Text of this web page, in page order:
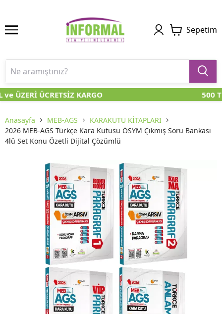
Sepetim
ÜZERİ ÜCRETSİZ KARGO 500
Anasayfa MEB-AGS
KARAKUTU KİTAPLARI
2026 MEB-AGS Türkçe Kara Kutusu ÖSYM Çıkmış Soru Bankası
4lü Set Konu Özetli Dijital Çözümlü